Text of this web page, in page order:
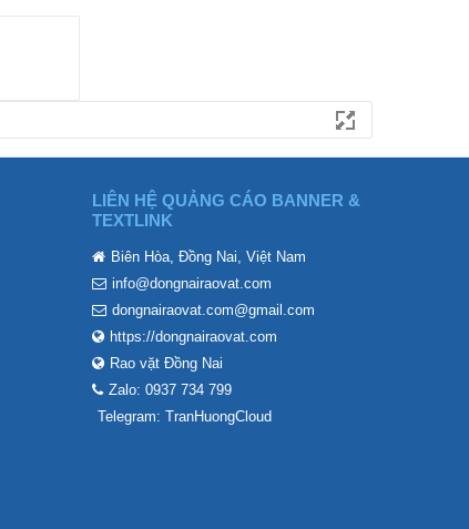
LIÊN HỆ QUẢNG CÁO BANNER &
TEXTLINK
Biên Hòa, Đồng Nai, Việt Nam
info@dongnairaovat.com
dongnairaovat.com@gmail.com
https://dongnairaovat.com
Rao vặt Đồng Nai
Zalo: 0937 734 799
Telegram: TranHuongCloud